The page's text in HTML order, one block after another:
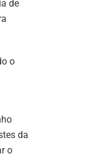
de
o
da
o